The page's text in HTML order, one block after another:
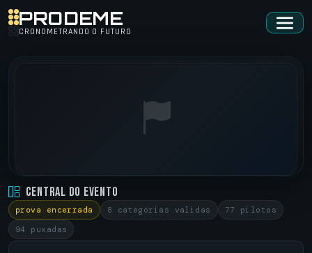
PRODEME
CRONOMETRANDO O FUTURO
RAM BBQ • MARINGA
RACEPARK • 06/04/2024
Central do Evento
prova encerrada 8 categorias validas
77 pilotos
94 puxadas